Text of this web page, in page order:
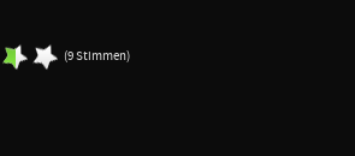
(9 Stimmen)